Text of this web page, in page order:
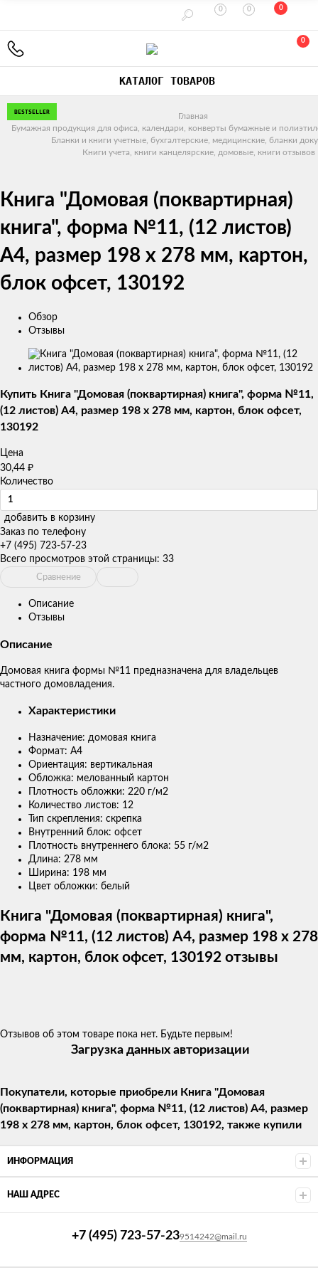
0 0 0
0
КАТАЛОГ ТОВАРОВ
Главная
Бумажная продукция для офиса, календари, конверты бумажные и
Бланки и книги учетные, бухгалтерские, медицинские, бланки
Книги учета, книги канцелярские, домовые, книги отзывов
Книга "Домовая (поквартирная)
книга", форма №11, (12 листов)
А4, размер 198 х 278 мм, картон,
блок офсет, 130192
Обзор
Отзывы
Изображения
BESTSELLER
Купить Книга "Домовая (поквартирная) книга", форма №11,
(12 листов) А4, размер 198 х 278 мм, картон, блок офсет,
130192
Цена
30,44 ₽
Количество
добавить в корзину
Заказ по телефону
+7 (495) 723-57-23
Всего просмотров этой страницы: 33
Сравнение
Описание
Отзывы
Описание
Домовая книга формы №11 предназначена для владельцев
частного домовладения.
Характеристики
Назначение: домовая книга
Формат: А4
Ориентация: вертикальная
Обложка: мелованный картон
Плотность обложки: 220 г/м2
Количество листов: 12
Тип скрепления: скрепка
Внутренний блок: офсет
Плотность внутреннего блока: 55 г/м2
Длина: 278 мм
Ширина: 198 мм
Цвет обложки: белый
Книга "Домовая (поквартирная) книга",
форма №11, (12 листов) А4, размер 198 х 278
мм, картон, блок офсет, 130192 отзывы
Отзывов об этом товаре пока нет. Будьте первым!
Загрузка данных авторизации
Покупатели, которые приобрели Книга "Домовая
(поквартирная) книга", форма №11, (12 листов) А4, размер
198 х 278 мм, картон, блок офсет, 130192, также купили
ИНФОРМАЦИЯ
НАШ АДРЕС
+7 (495) 723-57-239514242@mail.ru